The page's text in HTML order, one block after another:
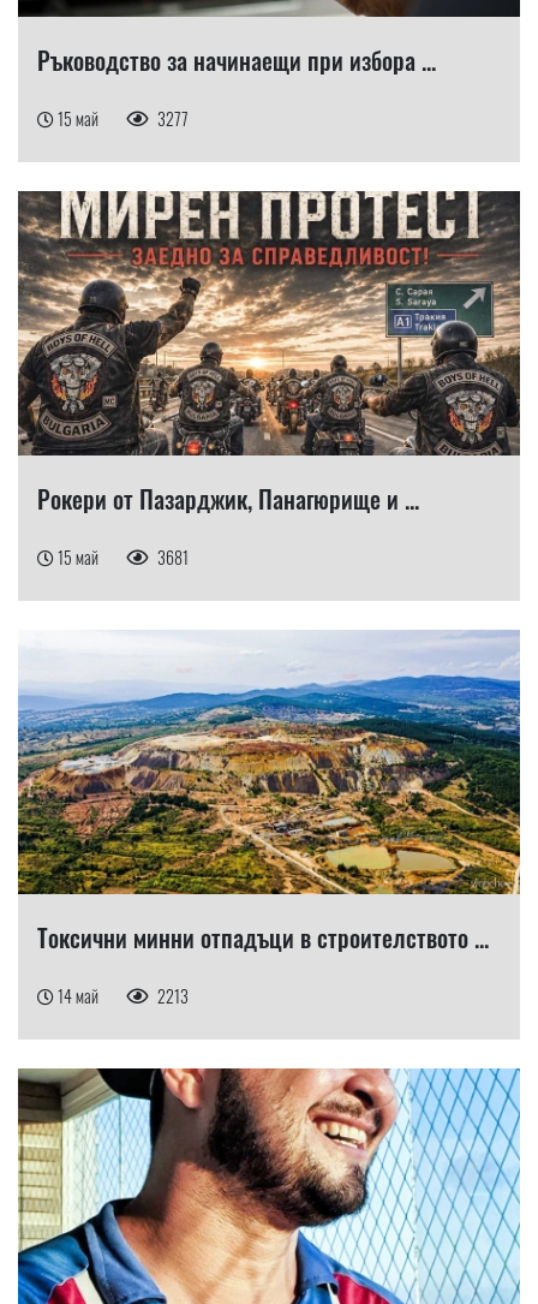
Ръководство за начинаещи при избора ...
15 май 3277
Рокери от Пазарджик, Панагюрище и ...
15 май 3681
Токсични минни отпадъци в строителството ...
14 май 2213